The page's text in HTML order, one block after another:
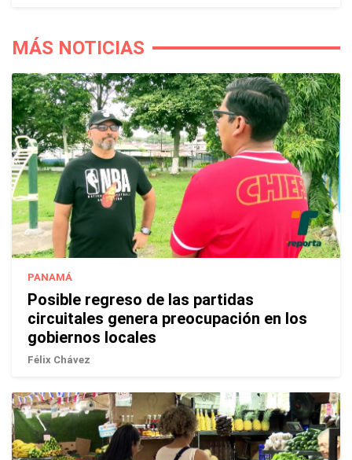
MÁS NOTICIAS
PANAMÁ
Posible regreso de las partidas
circuitales genera preocupación en los
gobiernos locales
Félix Chávez